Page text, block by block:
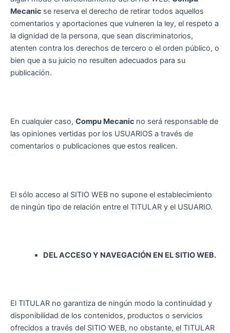
Mecanic se reserva el derecho de retirar todos aquellos
comentarios y aportaciones que vulneren la ley, el respeto a
la dignidad de la persona, que sean discriminatorios,
atenten contra los derechos de tercero o el orden público, o
bien que a su juicio no resulten adecuados para su
publicación.
En cualquier caso, Compu Mecanic no será responsable de
las opiniones vertidas por los USUARIOS a través de
comentarios o publicaciones que estos realicen.
El sólo acceso al SITIO WEB no supone el establecimiento
de ningún tipo de relación entre el TITULAR y el USUARIO.
DEL ACCESO Y NAVEGACIÓN EN EL SITIO WEB.
El TITULAR no garantiza de ningún modo la continuidad y
disponibilidad de los contenidos, productos o servicios
ofrecidos a través del SITIO WEB, no obstante, el TITULAR